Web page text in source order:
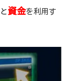
と 資金を利用す